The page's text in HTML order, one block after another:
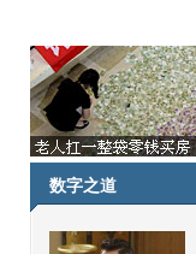
数字之道